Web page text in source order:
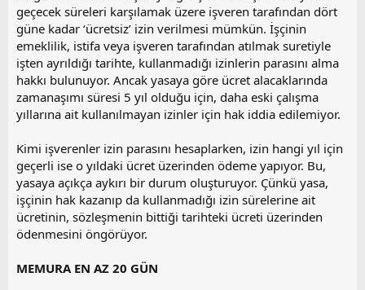
geçecek süreleri karşılamak üzere işveren tarafından dört
güne kadar ‘ücretsiz’ izin verilmesi mümkün. İşçinin
emeklilik, istifa veya işveren tarafından atılmak suretiyle
işten ayrıldığı tarihte, kullanmadığı izinlerin parasını alma
hakkı bulunuyor. Ancak yasaya göre ücret alacaklarında
zamanaşımı süresi 5 yıl olduğu için, daha eski çalışma
yıllarına ait kullanılmayan izinler için hak iddia edilemiyor.
Kimi işverenler izin parasını hesaplarken, izin hangi yıl için
geçerli ise o yıldaki ücret üzerinden ödeme yapıyor. Bu,
yasaya açıkça aykırı bir durum oluşturuyor. Çünkü yasa,
işçinin hak kazanıp da kullanmadığı izin sürelerine ait
ücretinin, sözleşmenin bittiği tarihteki ücreti üzerinden
ödenmesini öngörüyor.
MEMURA EN AZ 20 GÜN